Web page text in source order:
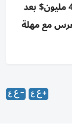
لترامب بالبيت الأبيض بتكلفة 400 مليون$ بعد
مع مهلة